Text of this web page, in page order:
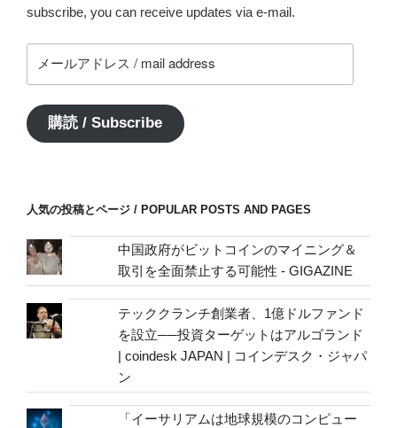
subscribe, you can receive updates via e-mail.
ー
ア
ド
address
購読 / Subscribe
人気の投稿とページ / POPULAR POSTS AND PAGES
中国政府がビットコインのマイニング＆
取引を全面禁止する可能性 - GIGAZINE
テッククランチ創業者、1億ドルファンド
を設立──投資ターゲットはアルゴランド
| coindesk JAPAN | コインデスク・ジャパ
ン
「イーサリアムは地球規模のコンピュー